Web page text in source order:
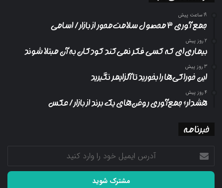
19 ساعت پیش
جمع آوری ۳ محصول سلامت‌محور از بازار/ اسامی
2 روز پیش
بیماری‌ای که کسی فکر نمی‌کند کودکان به آن مبتلا شوند
3 روز پیش
این خوراکی‌ها را بخورید تا آلزایمر نگیرید
4 روز پیش
هشدار؛ جمع‌آوری روغن‌های یک برند از بازار/ عکس
خبرنامه
آدرس
ایمیل
خود